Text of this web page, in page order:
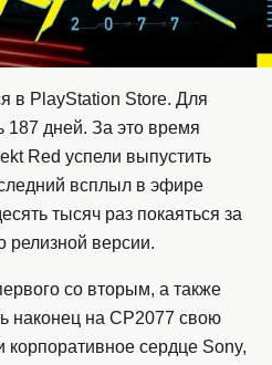
в PlayStation Store. Для
187 дней. За это время
Red успели выпустить
всплыл в эфире
тысяч раз покаяться за
релизной версии.
со вторым, а также
наконец на CP2077 свою
корпоративное сердце Sony,